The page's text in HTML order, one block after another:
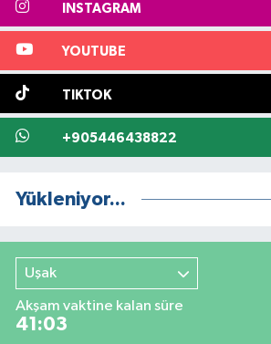
INSTAGRAM
YOUTUBE
TIKTOK
+905446438822
Yükleniyor...
Uşak
Akşam vaktine kalan süre
41:02